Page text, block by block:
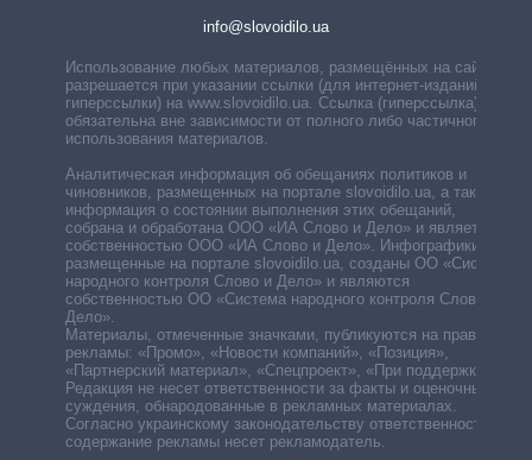
info@slovoidilo.ua
Использование любых материалов, размещённых на сайте,
разрешается при указании ссылки (для интернет-изданий —
гиперссылки) на www.slovoidilo.ua. Ссылка (гиперссылка)
обязательна вне зависимости от полного либо частичного
использования материалов.
Аналитическая информация об обещаниях политиков и
чиновников, размещенных на портале slovoidilo.ua, а также
информация о состоянии выполнения этих обещаний,
собрана и обработана ООО «ИА Слово и Дело» и является
собственностью ООО «ИА Слово и Дело». Инфографики,
размещенные на портале slovoidilo.ua, созданы ОО «Система
народного контроля Слово и Дело» и являются
собственностью ОО «Система народного контроля Слово и
Дело».
Материалы, отмеченные значками, публикуются на правах
рекламы: «Промо», «Новости компаний», «Позиция»,
«Партнерский материал», «Спецпроект», «При поддержке».
Редакция не несет ответственности за факты и оценочные
суждения, обнародованные в рекламных материалах.
Согласно украинскому законодательству ответственность за
содержание рекламы несет рекламодатель.